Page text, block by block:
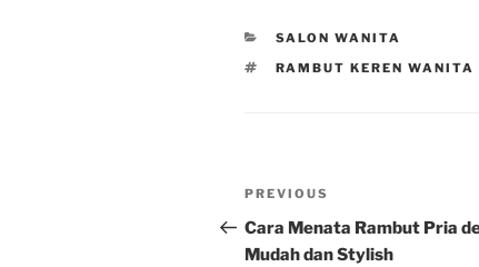
CATEGORIES
SALON WANITA
TAGS
RAMBUT KEREN WANITA
Post
navigation
Previous
Post
PREVIOUS
Cara Menata Rambut Pria
Mudah dan Stylish